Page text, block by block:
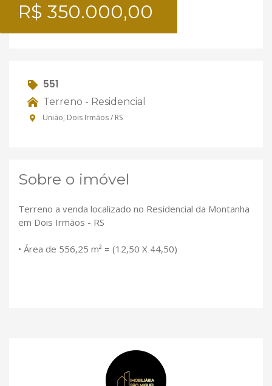
R$ 350.000,00
551
Terreno - Residencial
União, Dois Irmãos / RS
Sobre o imóvel
Terreno a venda localizado no Residencial da Montanha
em Dois Irmãos - RS
• Área de 556,25 m² = (12,50 X 44,50)